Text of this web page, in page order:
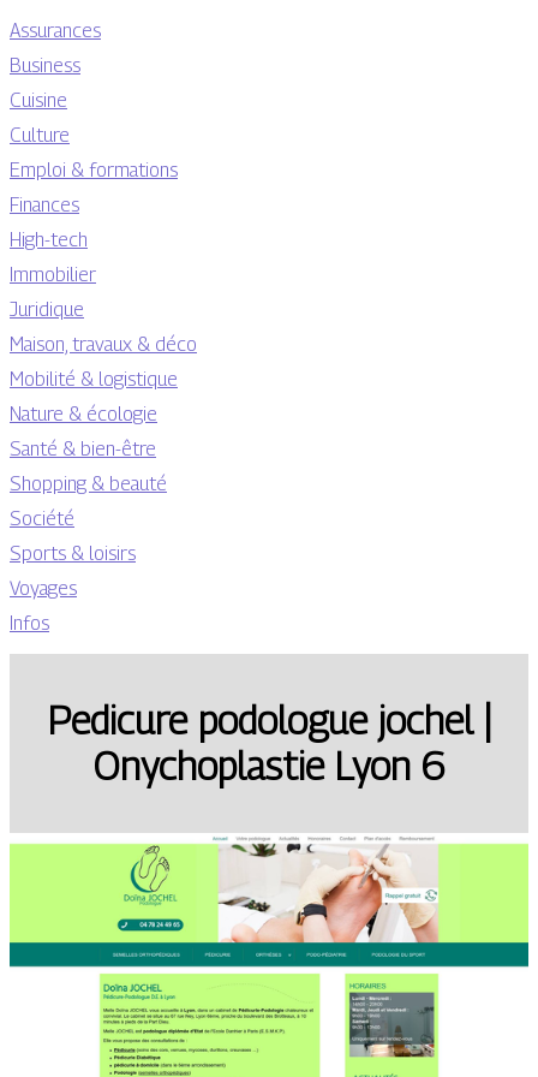
Assurances
Business
Cuisine
Culture
Emploi & formations
Finances
High-tech
Immobilier
Juridique
Maison, travaux & déco
Mobilité & logistique
Nature & écologie
Santé & bien-être
Shopping & beauté
Société
Sports & loisirs
Voyages
Infos
Pedicure podologue jochel |
Onychop­lastie Lyon 6